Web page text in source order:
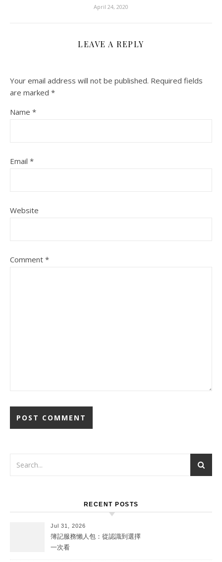
April 24, 2020
LEAVE A REPLY
Your email address will not be published. Required fields
are marked *
Name *
Email *
Website
Comment *
RECENT POSTS
Jul 31, 2026
簿記服務懶人包：從認識到選擇
一次看